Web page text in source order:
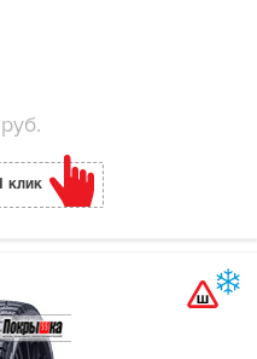
клик